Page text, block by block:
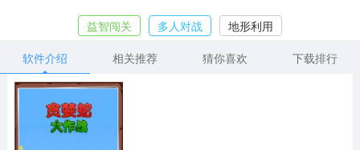
1072款应用
418款应用
568款应用
音乐舞蹈
269款应用
其他
益智闯关 多人对战
地形利用
软件介绍
相关推荐 猜你喜欢 下载排行